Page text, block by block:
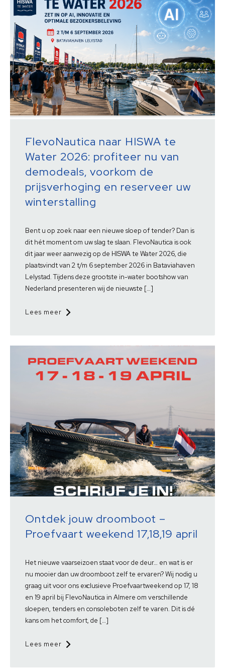
FlevoNautica naar HISWA te
Water 2026: profiteer nu van
demodeals, voorkom de
prijsverhoging en reserveer uw
winterstalling
Bent u op zoek naar een nieuwe sloep of tender? Dan is
dit hét moment om uw slag te slaan. FlevoNautica is ook
dit jaar weer aanwezig op de HISWA te Water 2026, die
plaatsvindt van 2 t/m 6 september 2026 in Bataviahaven
Lelystad. Tijdens deze grootste in-water bootshow van
Nederland presenteren wij de nieuwste […]
Lees meer
Ontdek jouw droomboot –
Proefvaart weekend 17,18,19 april
Het nieuwe vaarseizoen staat voor de deur… en wat is er
nu mooier dan uw droomboot zelf te ervaren? Wij nodig u
graag uit voor ons exclusieve Proefvaartweekend op 17, 18
en 19 april bij FlevoNautica in Almere om verschillende
sloepen, tenders en consoleboten zelf te varen. Dit is dé
kans om het comfort, de […]
Lees meer